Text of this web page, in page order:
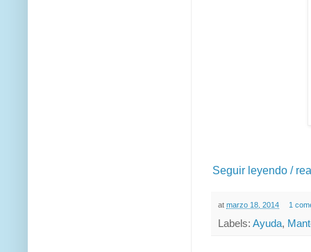
Seguir leyendo /
at marzo 18, 2014 1
Labels: Ayuda,